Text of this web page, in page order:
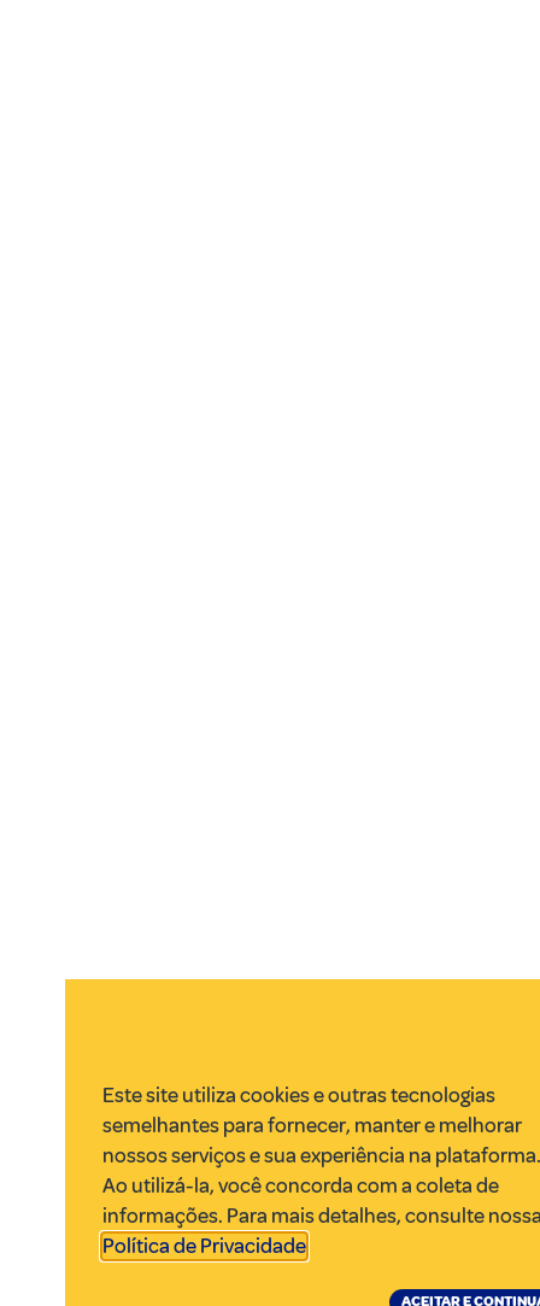
Este site utiliza cookies e outras tecnologias
semelhantes para fornecer, manter e melhorar
nossos serviços e sua experiência na plataforma.
Ao utilizá-la, você concorda com a coleta de
informações. Para mais detalhes, consulte
Política de Privacidade.
ACEITAR E